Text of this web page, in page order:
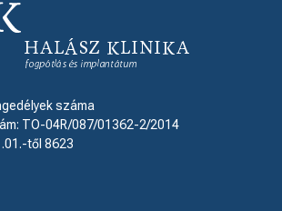
száma
TO-04R/087/01362-2/2014
től 8623